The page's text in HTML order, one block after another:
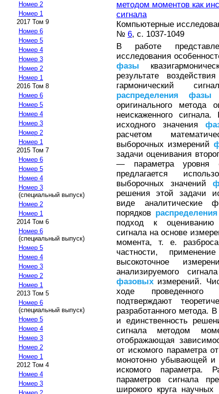
Номер 2
Номер 1
2017 Том 9
Номер 6
Номер 5
Номер 4
Номер 3
Номер 2
Номер 1
2016 Том 8
Номер 6
Номер 5
Номер 4
Номер 3
Номер 2
Номер 1
2015 Том 7
Номер 6
Номер 5
Номер 4
Номер 3
(специальный выпуск)
Номер 2
Номер 1
2014 Том 6
Номер 6
(специальный выпуск)
Номер 5
Номер 4
Номер 3
Номер 2
Номер 1
2013 Том 5
Номер 6
(специальный выпуск)
Номер 5
Номер 4
Номер 3
Номер 2
Номер 1
2012 Том 4
Номер 4
Номер 3
методом моментов как
сигнала
Компьютерные
№ 6, с. 1037-1049
В работе
исследования
фазы
результате
гармонический
распределения
фазы
оригинального метода
неискаженного
исходного значения
расчетом
выборочных измерений
задачи оценивания
— параметра уровня
предлагается
выборочных значений
решения этой задачи
виде аналитические
порядков распределения
подход к оцениванию
сигнала на основе
момента, т. е.
частности,
высокоточное
анализируемого
фазовых измерений.
ходе проведенного
подтверждают
разработанного метода.
и единственность
сигнала методом
отображающая
от искомого параметра
монотонно убывающей
искомого параметра.
параметров сигнала
широкого круга